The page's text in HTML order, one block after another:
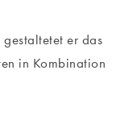
er das
in Kombination